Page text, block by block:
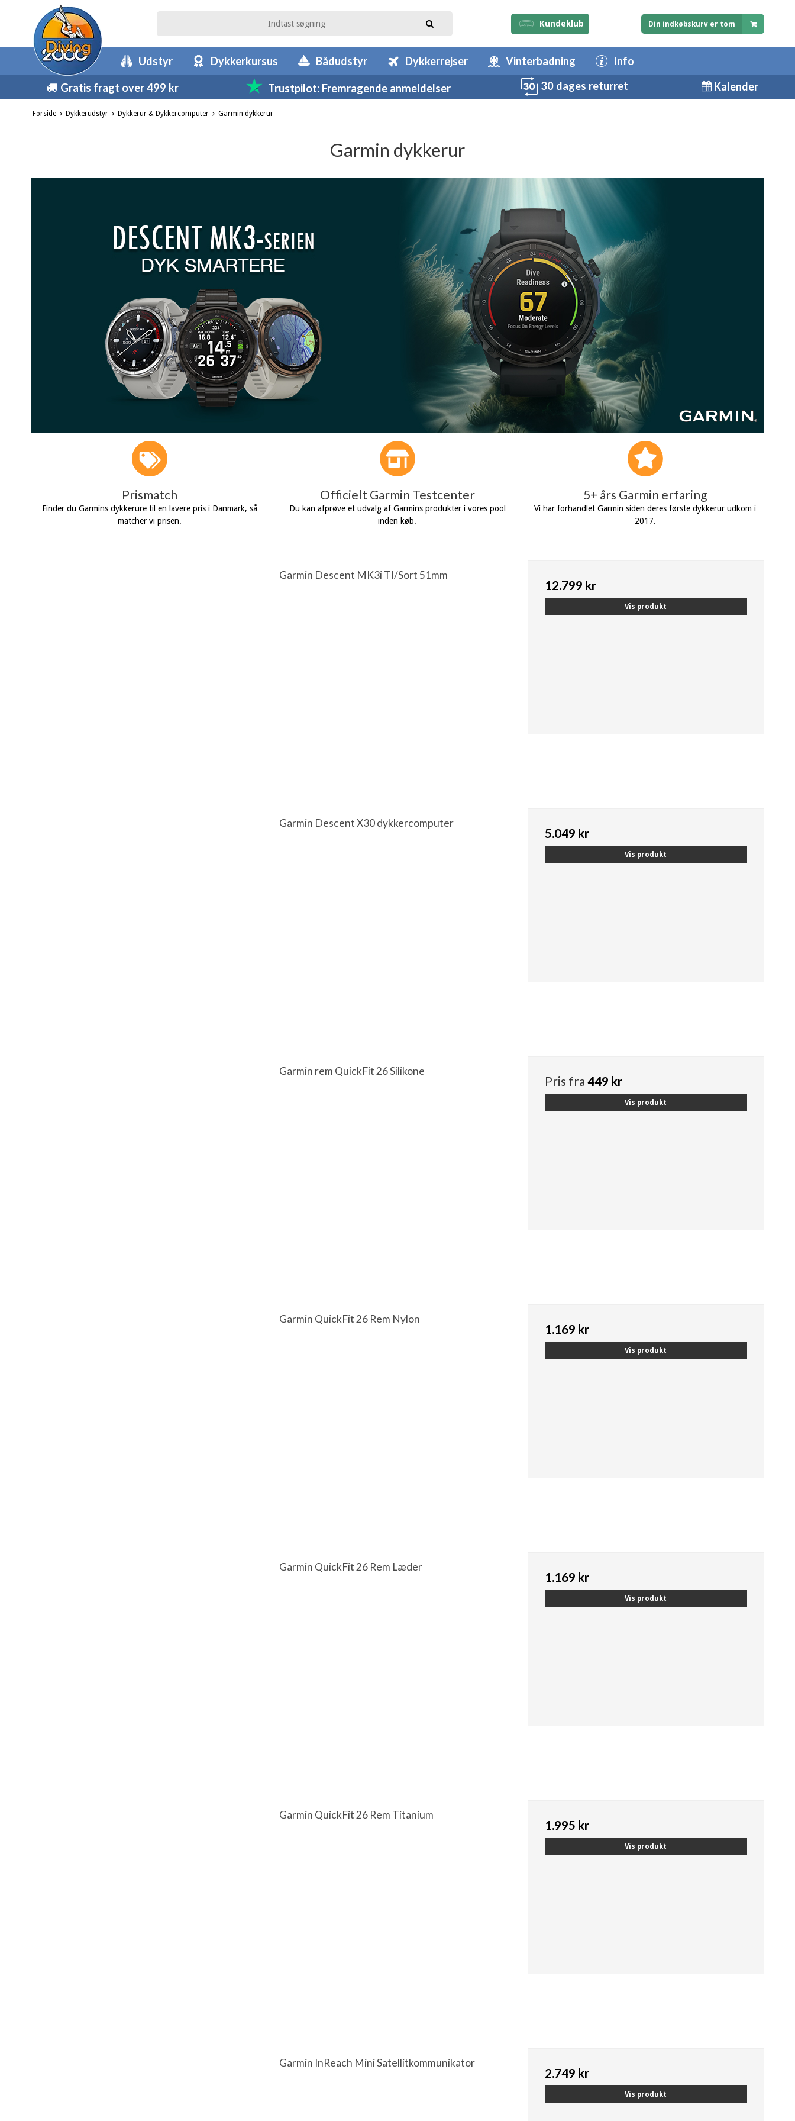
Kundeklub Din indkøbskurv er tom
Udstyr Dykkerkursus Bådudstyr Dykkerrejser Vinterbadning Info
Gratis fragt over 499 kr Trustpilot: Fremragende anmeldelser 30 dages returret Kalender
Forside Dykkerudstyr Dykkerur & Dykkercomputer Garmin dykkerur
Garmin dykkerur
Prismatch
Finder du Garmins dykkerure til en lavere pris i Danmark, så
matcher vi prisen.
Officielt Garmin Testcenter
Du kan afprøve et udvalg af Garmins produkter i vores pool
inden køb.
5+ års Garmin erfaring
Vi har forhandlet Garmin siden deres første dykkerur udkom i
2017.
Garmin Descent MK3i TI/Sort 51mm
12.799 kr
Vis produkt
Garmin Descent X30 dykkercomputer
5.049 kr
Vis produkt
Garmin rem QuickFit 26 Silikone
Pris fra 449 kr
Vis produkt
Garmin QuickFit 26 Rem Nylon
1.169 kr
Vis produkt
Garmin QuickFit 26 Rem Læder
1.169 kr
Vis produkt
Garmin QuickFit 26 Rem Titanium
1.995 kr
Vis produkt
Garmin InReach Mini Satellitkommunikator
2.749 kr
Vis produkt